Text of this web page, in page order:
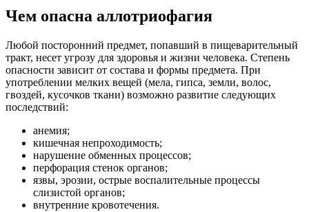
Чем опасна аллотриофагия
Любой посторонний предмет, попавший в пищеварительный
тракт, несет угрозу для здоровья и жизни человека. Степень
опасности зависит от состава и формы предмета. При
употреблении мелких вещей (мела, гипса, земли, волос,
гвоздей, кусочков ткани) возможно развитие следующих
последствий:
анемия;
кишечная непроходимость;
нарушение обменных процессов;
перфорация стенок органов;
язвы, эрозии, острые воспалительные процессы
слизистой органов;
внутренние кровотечения.